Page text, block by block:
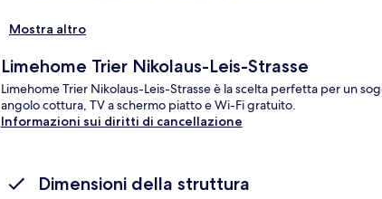
Mostra altro
Limehome Trier Nikolaus-Leis-Strasse
Limehome Trier Nikolaus-Leis-Strasse è la scelta perfetta per un
angolo cottura, TV a schermo piatto e Wi-Fi gratuito.
Informazioni sui diritti di cancellazione
Dimensioni della struttura